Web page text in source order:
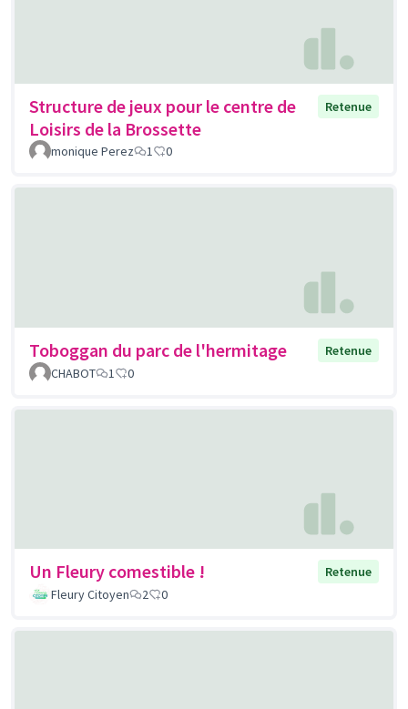
Structure de jeux pour le centre de
Loisirs de la Brossette
Retenue
monique Perez 1 0
Toboggan du parc de l'hermitage
Retenue
CHABOT
1 0
Un Fleury comestible !
Retenue
Fleury Citoyen
2 0